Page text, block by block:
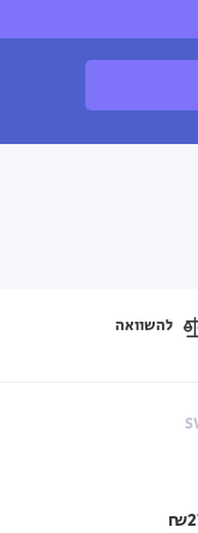
להשוואה